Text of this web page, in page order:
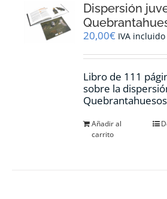
Dispersión
20,00€ IVA incluido
Libro de 111
sobre la
Añadir al
carrito